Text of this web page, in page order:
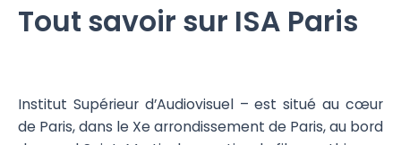
Tout savoir sur ISA Paris
Institut Supérieur d’Audiovisuel – est situé au cœur
de Paris, dans le Xe arrondissement de Paris, au bord